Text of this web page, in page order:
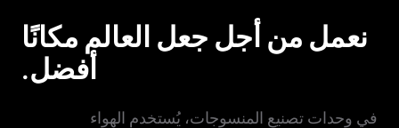
نعمل من أجل جعل العالم مكانًا
أفضل.
في وحدات تصنيع المنسوجات، يُستخدم الهواء